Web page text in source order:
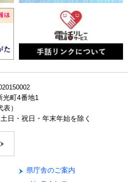
町4番地1
）
日・祝日・年末年始を除く
県庁舎のご案内